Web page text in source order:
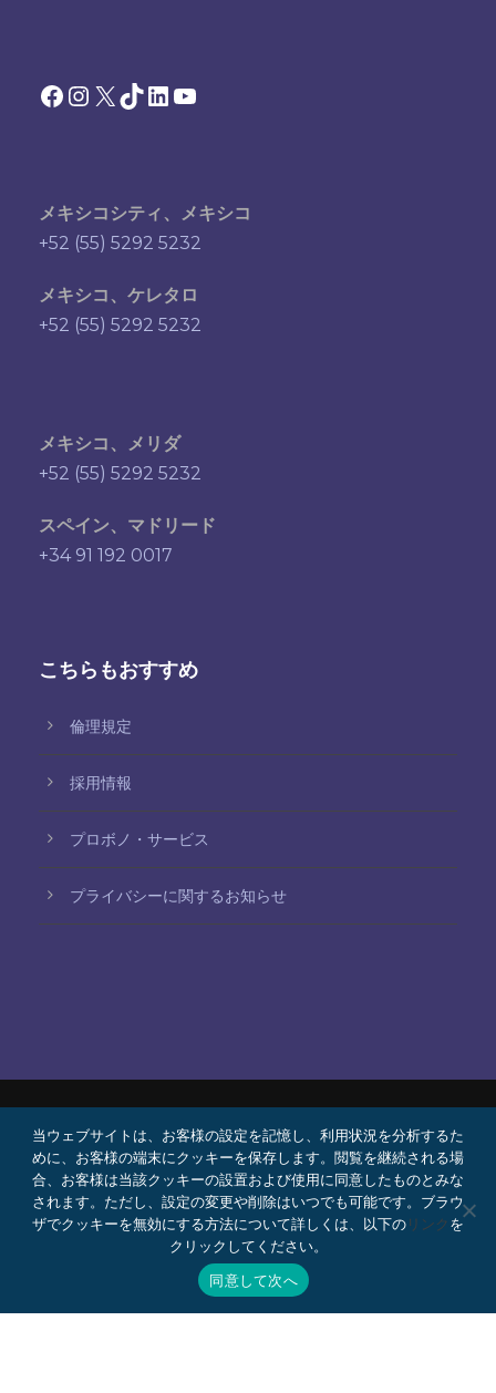
Facebook Instagram X TikTok LinkedIn YouTube
メキシコシティ、メキシコ
+52 (55) 5292 5232
メキシコ、ケレタロ
+52 (55) 5292 5232
メキシコ、メリダ
+52 (55) 5292 5232
スペイン、マドリード
+34 91 192 0017
こちらもおすすめ
倫理規定
採用情報
プロボノ・サービス
プライバシーに関するお知らせ
© 2026 Bello, Gallardo, Bonequi y García,
S.C.
コンテンツは自動翻訳されています。言語によって
正確さが異なる場合があります。
プロボノ
採用情報 Webメール
当ウェブサイトは、お客様の設定を記憶し、利用状況を分析するた
めに、お客様の端末にクッキーを保存します。閲覧を継続される場
合、お客様は当該クッキーの設置および使用に同意したものとみな
されます。ただし、設定の変更や削除はいつでも可能です。ブラウ
ザでクッキーを無効にする方法について詳しくは、以下のリンクを
クリックしてください。
同意して次へ